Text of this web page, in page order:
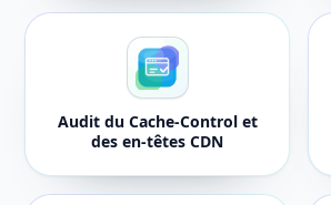
Audit du Cache-Control et
des en-têtes CDN